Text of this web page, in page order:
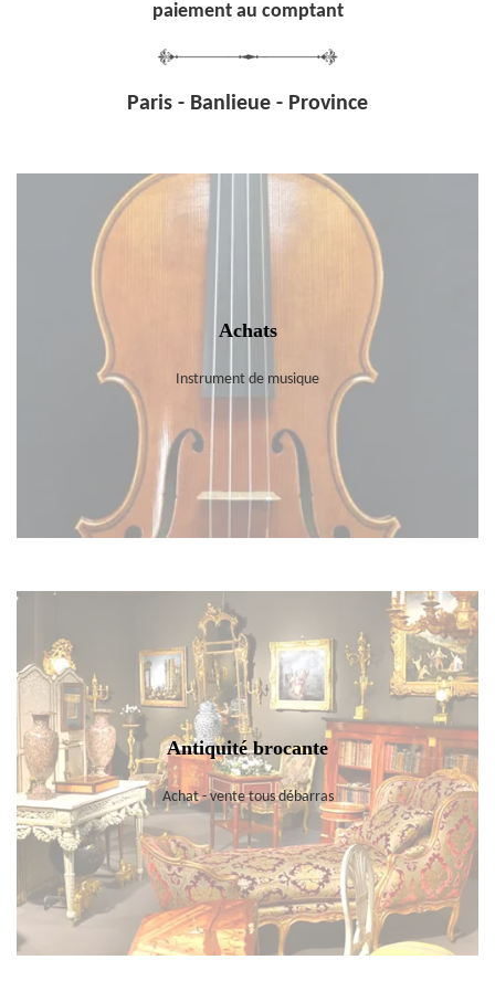
paiement au comptant
Paris - Banlieue - Province
Achats
Instrument de musique
Antiquité brocante
Achat - vente tous débarras